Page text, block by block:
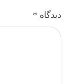
دیدگاه *